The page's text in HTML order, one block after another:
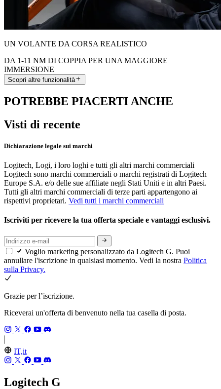
UN VOLANTE DA CORSA REALISTICO
DA 1-11 NM DI COPPIA PER UNA MAGGIORE
IMMERSIONE
Scopri altre funzionalità
POTREBBE PIACERTI ANCHE
Visti di recente
Dichiarazione legale sui marchi
Logitech, Logi, i loro loghi e tutti gli altri marchi commerciali
Logitech sono marchi commerciali o marchi registrati di Logitech
Europe S.A. e/o delle sue affiliate negli Stati Uniti e in altri Paesi.
Tutti gli altri marchi commerciali di terze parti appartengono ai
rispettivi proprietari. Vedi tutti i marchi commerciali
Iscriviti per ricevere la tua offerta speciale e vantaggi esclusivi.
Voglio marketing personalizzato da Logitech G. Puoi
annullare l'iscrizione in qualsiasi momento. Vedi la nostra Politica
sulla Privacy.
Grazie per l’iscrizione.
Riceverai un'offerta di benvenuto nella tua casella di posta.
IT,it
Logitech G